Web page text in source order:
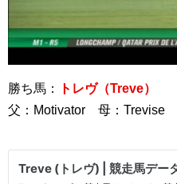
勝ち馬：
トレヴ（Treve）
父：Motivator 母：Trevise